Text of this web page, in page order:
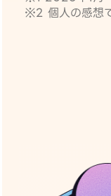
※2 個人の感想で